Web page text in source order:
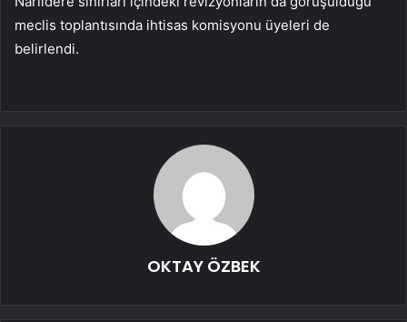
meclis toplantısında ihtisas komisyonu üyeleri de
belirlendi.
OKTAY ÖZBEK